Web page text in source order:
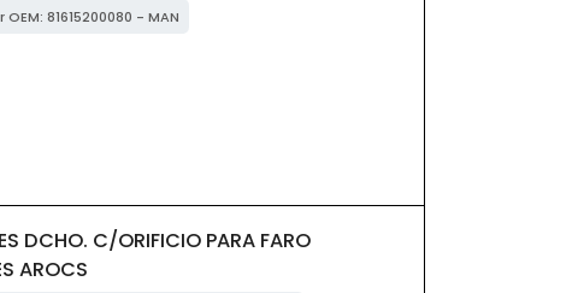
81615200080 - MAN
DCHO. C/ORIFICIO PARA FARO
AROCS